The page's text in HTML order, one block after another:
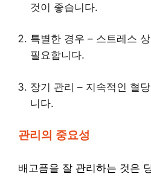
것이 좋습니다.
특별한 경우 – 스트레스
필요합니다.
장기 관리 – 지속적인 혈
니다.
관리의 중요성
배고픔을 잘 관리하는 것은